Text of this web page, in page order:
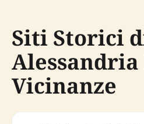
Siti Storici
Alessandria
Vicinanze